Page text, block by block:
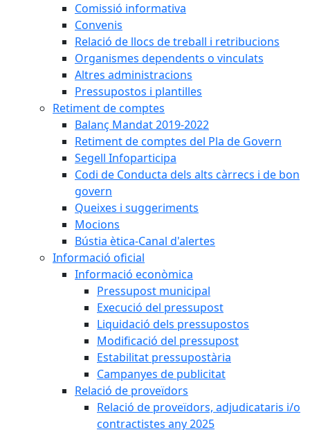
Comissió informativa
Convenis
Relació de llocs de treball i retribucions
Organismes dependents o vinculats
Altres administracions
Pressupostos i plantilles
Retiment de comptes
Balanç Mandat 2019-2022
Retiment de comptes del Pla de Govern
Segell Infoparticipa
Codi de Conducta dels alts càrrecs i de bon
govern
Queixes i suggeriments
Mocions
Bústia ètica-Canal d'alertes
Informació oficial
Informació econòmica
Pressupost municipal
Execució del pressupost
Liquidació dels pressupostos
Modificació del pressupost
Estabilitat pressupostària
Campanyes de publicitat
Relació de proveïdors
Relació de proveïdors, adjudicataris i/o
contractistes any 2025